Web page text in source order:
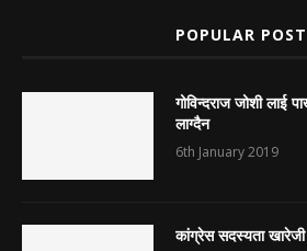
POPULAR
गोविन्दराज जोशी लाई
लाग्दैन
6th January 2019
कांग्रेस सदस्यता